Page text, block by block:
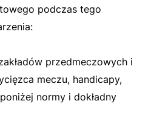
podczas tego
przedmeczowych i
meczu, handicapy,
normy i dokładny